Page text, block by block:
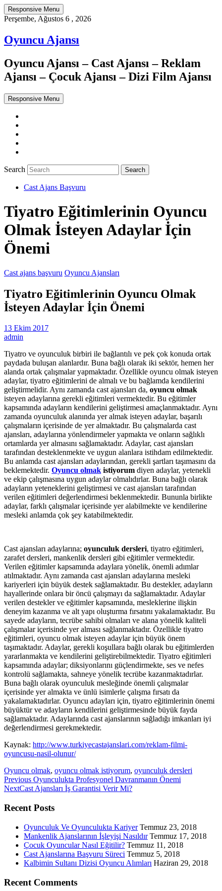
Responsive Menu
Perşembe, Ağustos 6 , 2026
Oyuncu Ajansı
Oyuncu Ajansı – Cast Ajansı – Reklam
Ajansı – Çocuk Ajansı – Dizi Film Ajansı
Responsive Menu
Search
Cast Ajans Başvuru
Tiyatro Eğitimlerinin Oyuncu
Olmak İsteyen Adaylar İçin
Önemi
Cast ajans başvuru Oyuncu Ajansları
Tiyatro Eğitimlerinin Oyuncu Olmak
İsteyen Adaylar İçin Önemi
13 Ekim 2017
admin
Tiyatro ve oyunculuk birbiri ile bağlantılı ve pek çok konuda ortak
paydada buluşan alanlardır. Buna bağlı olarak iki sektör, hemen her
alanda ortak çalışmalar yapmaktadır. Özellikle oyuncu olmak isteyen
adaylar, tiyatro eğitimlerini de almalı ve bu bağlamda kendilerini
geliştirmelidir. Aynı zamanda cast ajansları da, oyuncu olmak
isteyen adaylarına gerekli eğitimleri vermektedir. Bu eğitimler
kapsamında adayların kendilerini geliştirmesi amaçlanmaktadır. Aynı
zamanda oyunculuk alanında yer almak isteyen adaylar, başarılı
çalışmaların içerisinde de yer almaktadır. Bu çalışmalarda cast
ajansları, adaylarına yönlendirmeler yapmakta ve onların sağlıklı
ortamlarda yer almasını sağlamaktadır. Adaylar, cast ajansları
tarafından desteklenmekte ve uygun alanlara istihdam edilmektedir.
Bu anlamda cast ajansları adaylarından, gerekli şartları taşımasını da
beklemektedir. Oyuncu olmak istiyorum diyen adaylar, yetenekli
ve ekip çalışmasına uygun adaylar olmalıdırlar. Buna bağlı olarak
adayların yeteneklerini geliştirmesi ve cast ajansları tarafından
verilen eğitimleri değerlendirmesi beklenmektedir. Bununla birlikte
adaylar, farklı çalışmalar içerisinde yer alabilmekte ve kendilerine
mesleki anlamda çok şey katabilmektedir.
Cast ajansları adaylarına; oyunculuk dersleri, tiyatro eğitimleri,
zarafet dersleri, mankenlik dersleri gibi eğitimler vermektedir.
Verilen eğitimler kapsamında adaylara yönelik, önemli adımlar
atılmaktadır. Aynı zamanda cast ajansları adaylarına mesleki
kariyerleri için büyük destek sağlamaktadır. Bu destekler, adayların
hayallerinde onlara bir öncü çalışmayı da sağlamaktadır. Adaylar
verilen destekler ve eğitimler kapsamında, mesleklerine ilişkin
deneyim kazanma ve alt yapı oluşturma fırsatını yakalamaktadır. Bu
sayede adayların, tecrübe sahibi olmaları ve alana yönelik kaliteli
çalışmalar içerisinde yer alması sağlanmaktadır. Özellikle tiyatro
eğitimleri, oyuncu olmak isteyen adaylar için büyük önem
taşımaktadır. Adaylar, gerekli koşullara bağlı olarak bu eğitimlerden
yararlanmakta ve kendilerini geliştirebilmektedir. Tiyatro eğitimleri
kapsamında adaylar; diksiyonlarını güçlendirmekte, ses ve nefes
kontrolü sağlamakta, sahneye yönelik tecrübe kazanmaktadırlar.
Buna bağlı olarak oyunculuk mesleğinde önemli çalışmalar
içerisinde yer almakta ve ünlü isimlerle çalışma fırsatı da
yakalamaktadırlar. Oyuncu adayları için, tiyatro eğitimlerinin önemi
büyüktür ve adayların kendilerini geliştirmesinde büyük fayda
sağlamaktadır. Adaylarında cast ajanslarının sağladığı imkanları iyi
değerlendirmesi gerekmektedir.
Kaynak: http://www.turkiyecastajanslari.com/reklam-filmi-
oyuncusu-nasil-olunur/
Oyuncu olmak, oyuncu olmak istiyorum, oyunculuk dersleri
PreviousPrevious
post:
Oyunculukta Profesyonel Davranmanın Önemi
NextNext
Cast Ajansları İş Garantisi Verir Mi?
Recent Posts
Oyunculuk Ve Oyunculukta Kariyer Temmuz 23, 2018
Mankenlik Ajanslarının İşleyişi Nasıldır Temmuz 17, 2018
Çocuk Oyuncular Nasıl Eğitilir? Temmuz 11, 2018
Cast Ajanslarına Başvuru Süreci Temmuz 5, 2018
Kalbimin Sultanı Dizisi Oyuncu Alımları Haziran 29, 2018
Recent Comments